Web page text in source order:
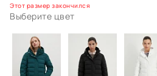
Этот размер закончился
Выберите цвет